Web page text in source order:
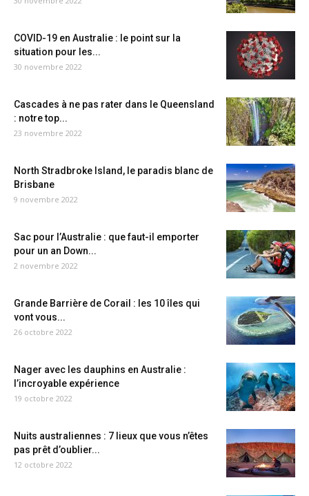
COVID-19 en Australie : le point sur la
situation pour les...
30 novembre 2022
Cascades à ne pas rater dans le Queensland
: notre top...
23 novembre 2022
North Stradbroke Island, le paradis blanc de
Brisbane
9 novembre 2022
Sac pour l’Australie : que faut-il emporter
pour un an Down...
2 novembre 2022
Grande Barrière de Corail : les 10 îles qui
vont vous...
26 octobre 2022
Nager avec les dauphins en Australie :
l’incroyable expérience
19 octobre 2022
Nuits australiennes : 7 lieux que vous n’êtes
pas prêt d’oublier...
12 octobre 2022